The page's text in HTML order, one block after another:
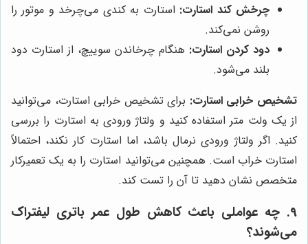
چرخش کند استارت: استارت به کندی می‌چرخد و موتور را
روشن نمی‌کند.
دود کردن استارت: هنگام چرخاندن سوییچ، از استارت دود
بلند می‌شود.
تشخیص خرابی استارت: برای تشخیص خرابی استارت، می‌توانید
از یک ولت متر استفاده کنید و ولتاژ ورودی به استارت را بررسی
کنید. اگر ولتاژ ورودی نرمال باشد، اما استارت کار نکند، احتمالاً
استارت خراب است. همچنین می‌توانید استارت را به یک تعمیرکار
متخصص نشان دهید تا آن را تست کند.
9. چه عواملی باعث کاهش طول عمر باتری لیفتراک
می‌شوند؟